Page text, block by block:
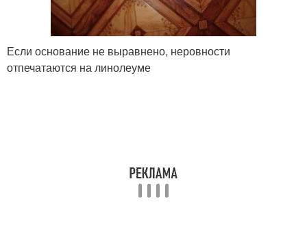
Если основание не выравнено, неровности
отпечатаются на линолеуме